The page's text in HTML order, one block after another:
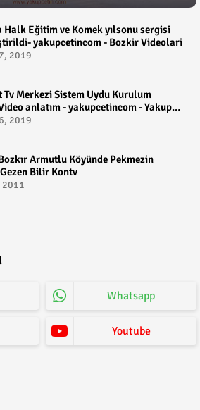
Halk Eğitim ve Komek yılsonu sergisi
yakupcetincom - Bozkir Videolari
2019
Tv Merkezi Sistem Uydu Kurulum
anlatım - yakupcetincom - Yakup
2019
Armutlu Köyünde Pekmezin
Bilir Kontv
2011
Whatsapp
Youtube